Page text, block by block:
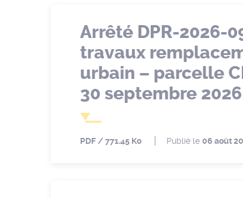
Arrêté DPR-2026-
travaux
urbain – parcelle
30 septembre 2026
PDF 771.45 Ko Publié le 06 août